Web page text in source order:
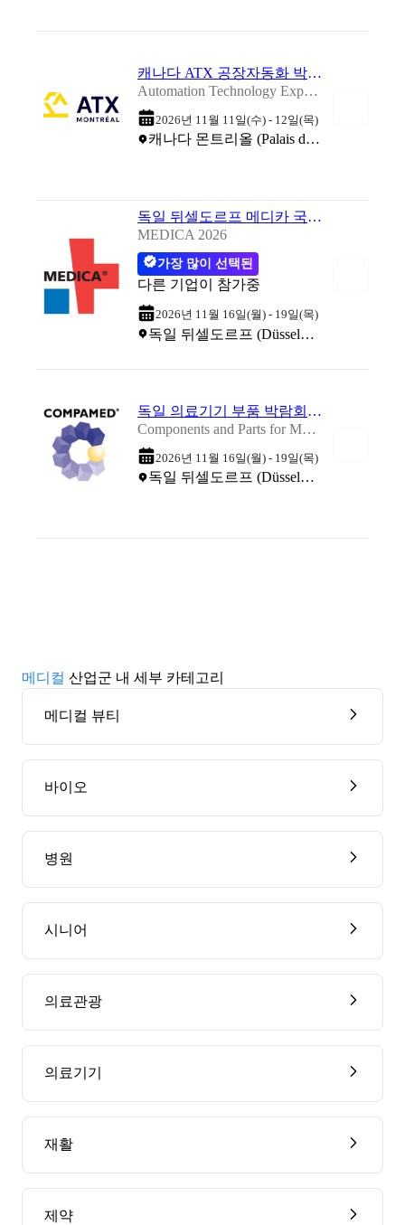
캐나다 ATX 공장자동화 박람회 2026
Automation Technology Expo 2026
2026년 11월 11일(수) - 12일(목)
캐나다 몬트리올 (Palais des Congrès de Montréal)
독일 뒤셀도르프 메디카 국제 의료기기 박람회 2026
MEDICA 2026
가장 많이 선택된
다른 기업이 참가중
2026년 11월 16일(월) - 19일(목)
독일 뒤셀도르프 (Düsseldorf Exhibition Centre)
독일 의료기기 부품 박람회 2026
Components and Parts for Medical Manufacturing Dusseldorf 2026
2026년 11월 16일(월) - 19일(목)
독일 뒤셀도르프 (Düsseldorf Exhibition Centre)
메디컬 산업군 내 세부 카테고리
메디컬 뷰티
바이오
병원
시니어
의료관광
의료기기
재활
제약